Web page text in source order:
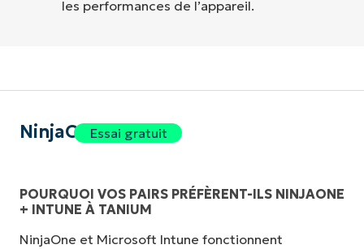
les performances de l’appareil.
NinjaOneEssai gratuit
POURQUOI VOS PAIRS PRÉFÈRENT-ILS NINJAONE
+ INTUNE À TANIUM
NinjaOne et Microsoft Intune fonctionnent